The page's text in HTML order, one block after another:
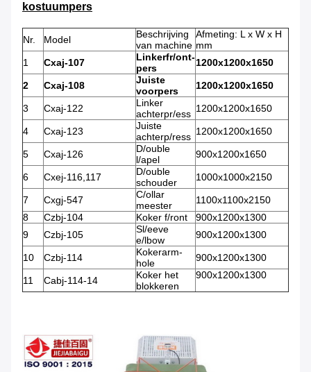
kostuumpers
Nr. Model
Beschrijving
van machine
Afmeting: L x W x H
mm
1
Cxaj-107
Linkerfr/ont-
pers
1200x1200x1650
2 Cxaj-108
Juiste
voorpers
1200x1200x1650
3 Cxaj-122
Linker
achterpr/ess 1200x1200x1650
4 Cxaj-123
Juiste
achterp/ress 1200x1200x1650
5 Cxaj-126
D/ouble
l/apel
900x1200x1650
6 Cxej-116,117
D/ouble
schouder
1000x1000x2150
7 Cxgj-547
C/ollar
meester
1100x1100x2150
8
Czbj-104 Koker f/ront
900x1200x1300
9
Czbj-105
Sl/eeve
e/lbow
900x1200x1300
10 Czbj-114
Kokerarm-
hole
900x1200x1300
11 Cabj-114-14
Koker het
blokkeren
900x1200x1300